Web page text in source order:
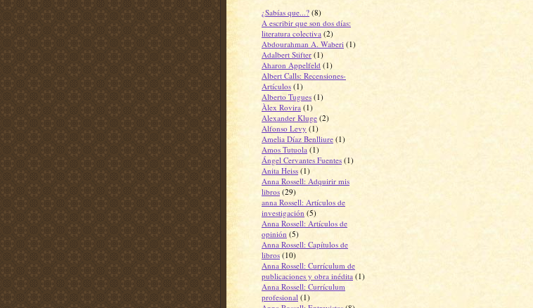
¿Sabías que...? (8)
A escribir que son dos días:
literatura colectiva (2)
Abdourahman A. Waberi (1)
Adalbert Stifter (1)
Aharon Appelfeld (1)
Albert Calls: Recensiones-
Artículos (1)
Alberto Tugues (1)
Àlex Rovira (1)
Alexander Kluge (2)
Alfonso Levy (1)
Amelia Díaz Benlliure (1)
Amos Tutuola (1)
Ángel Cervantes Fuentes (1)
Anita Heiss (1)
Anna Rossell: Adquirir mis
libros (29)
anna Rossell: Artículos de
investigación (5)
Anna Rossell: Artículos de
opinión (5)
Anna Rossell: Capítulos de
libros (10)
Anna Rossell: Currículum de
publicaciones y obra inédita (1)
Anna Rossell: Currículum
profesional (1)